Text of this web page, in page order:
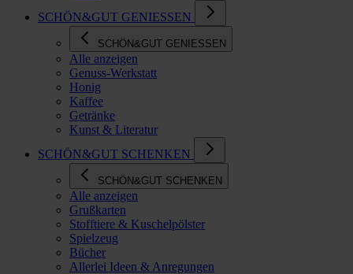
SCHÖN&GUT GENIESSEN
SCHÖN&GUT GENIESSEN
Alle anzeigen
Genuss-Werkstatt
Honig
Kaffee
Getränke
Kunst & Literatur
SCHÖN&GUT SCHENKEN
SCHÖN&GUT SCHENKEN
Alle anzeigen
Grußkarten
Stofftiere & Kuschelpölster
Spielzeug
Bücher
Allerlei Ideen & Anregungen